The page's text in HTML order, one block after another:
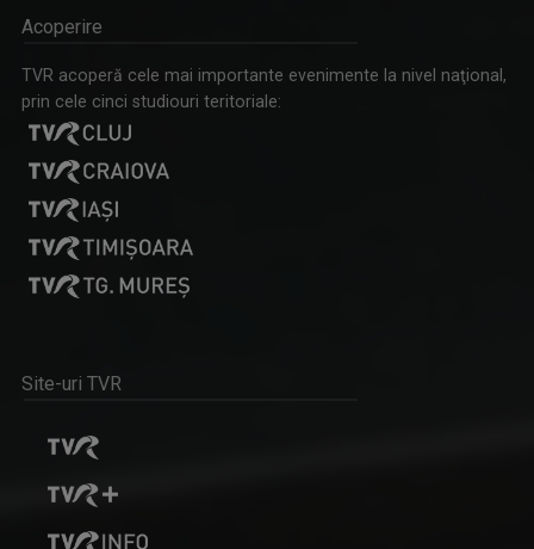
PROFESIONIŞTII ... CU EUGENIA VODĂ
Este una dintre cele mai apreciate şi urmărite ...
Acoperire
TVR acoperă cele mai importante evenimente la nivel naţional,
prin cele cinci studiouri teritoriale:
Site-uri TVR